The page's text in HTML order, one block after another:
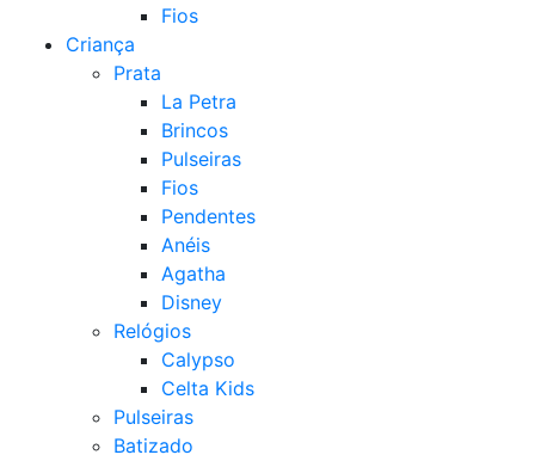
Fios
Criança
Prata
La Petra
Brincos
Pulseiras
Fios
Pendentes
Anéis
Agatha
Disney
Relógios
Calypso
Celta Kids
Pulseiras
Batizado